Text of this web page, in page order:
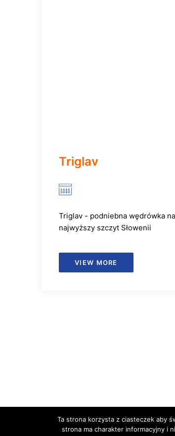
Triglav
Triglav - podniebna wędrówka na
najwyższy szczyt Słowenii
VIEW MORE
Ta strona korzysta z ciasteczek aby
strona ma charakter informacyjny i